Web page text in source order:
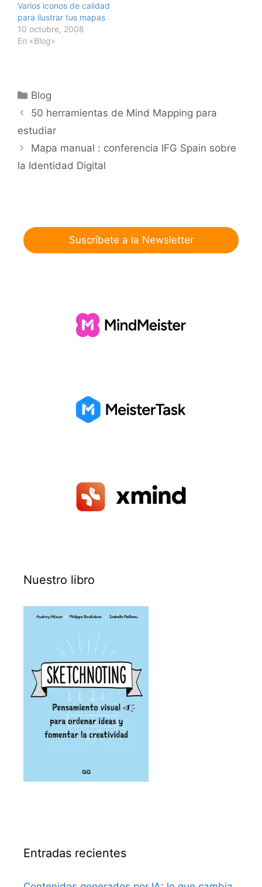
Varios iconos de calidad
para ilustrar tus mapas
10 octubre, 2008
En «Blog»
Categorías
Blog
50 herramientas de Mind Mapping para
estudiar
Mapa manual : conferencia IFG Spain sobre
la Identidad Digital
Suscríbete a la Newsletter
Nuestro libro
Entradas recientes